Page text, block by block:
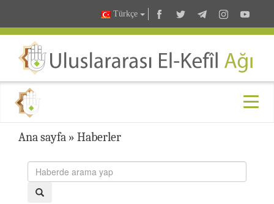
Türkçe
Ana sayfa » Haberler